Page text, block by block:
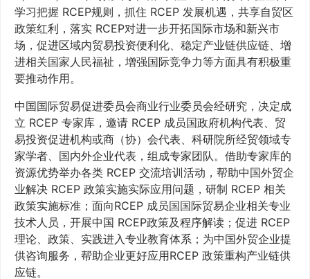
学习把握 RCEP规则，抓住 RCEP 发展机遇，共享自贸区
政策红利，落实 RCEP对进一步开拓国际市场和新兴市
场，促进区域内贸易投资便利化、稳定产业链供应链、增
进相关国家人民福祉，增强国际竞争力等方面具有积极重
要推动作用。
中国国际贸易促进委员会商业行业委员会经研究，决定成
立 RCEP 专家库，邀请 RCEP 成员国政府机构代表、贸
易投资促进机构或商（协）会代表、科研院所经贸领域专
家学者、国内外企业代表，组成专家团队。借助专家库的
资源优势举办各类 RCEP 交流培训活动，帮助中国外贸企
业解决 RCEP 政策实施实际应用问题，研制 RCEP 相关
政策实施标准；面向RCEP 成员国国际贸易企业相关专业
技术人员，开展中国 RCEP政策及程序解读；促进 RCEP
理论、政策、实践进入专业教育体系；为中国外贸企业提
供咨询服务，帮助企业更好应用RCEP 政策重构产业链供
应链。